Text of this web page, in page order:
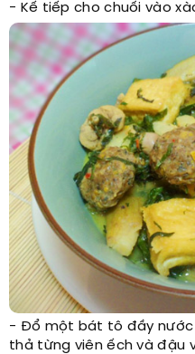
- Kế tiếp cho chuối vào
- Đổ một bát tô đầy nước
thả từng viên ếch và đậu